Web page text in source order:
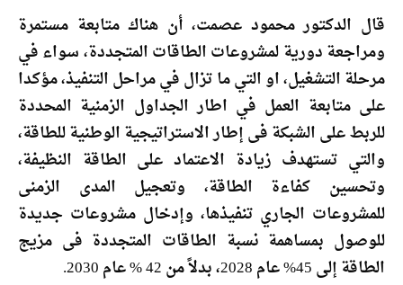
قال الدكتور محمود عصمت، أن هناك متابعة مستمرة
ومراجعة دورية لمشروعات الطاقات المتجددة، سواء في
مرحلة التشغيل، او التي ما تزال في مراحل التنفيذ، مؤكدا
على متابعة العمل في اطار الجداول الزمنية المحددة
للربط على الشبكة فى إطار الاستراتيجية الوطنية للطاقة،
والتي تستهدف زيادة الاعتماد على الطاقة النظيفة،
وتحسين كفاءة الطاقة، وتعجيل المدى الزمنى
للمشروعات الجاري تنفيذها، وإدخال مشروعات جديدة
للوصول بمساهمة نسبة الطاقات المتجددة فى مزيج
الطاقة إلى 45% عام 2028، بدلاً من 42 % عام 2030.